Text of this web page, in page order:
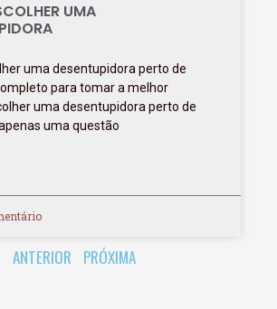
UMA
uma desentupidora perto de
para tomar a melhor
uma desentupidora perto de
uma questão
ANTERIOR PRÓXIMA